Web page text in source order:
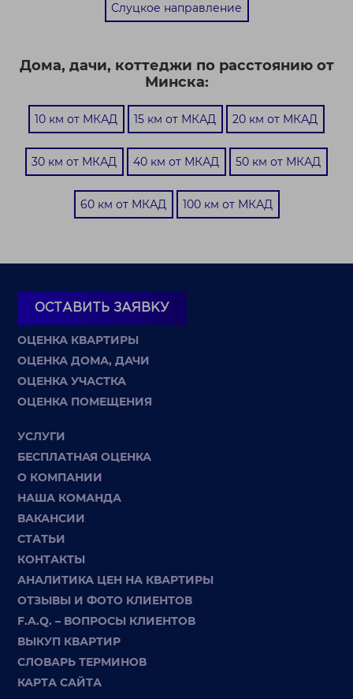
Слуцкое направление
Дома, дачи, коттеджи по расстоянию от
Минска:
10 км от МКАД 15 км от МКАД 20 км от МКАД
30 км от МКАД 40 км от МКАД 50 км от МКАД
60 км от МКАД 100 км от МКАД
ОСТАВИТЬ ЗАЯВКУ
ОЦЕНКА КВАРТИРЫ
ОЦЕНКА ДОМА, ДАЧИ
ОЦЕНКА УЧАСТКА
ОЦЕНКА ПОМЕЩЕНИЯ
УСЛУГИ
БЕСПЛАТНАЯ ОЦЕНКА
О КОМПАНИИ
НАША КОМАНДА
ВАКАНСИИ
СТАТЬИ
КОНТАКТЫ
АНАЛИТИКА ЦЕН НА КВАРТИРЫ
ОТЗЫВЫ И ФОТО КЛИЕНТОВ
F.A.Q. – ВОПРОСЫ КЛИЕНТОВ
ВЫКУП КВАРТИР
СЛОВАРЬ ТЕРМИНОВ
КАРТА САЙТА